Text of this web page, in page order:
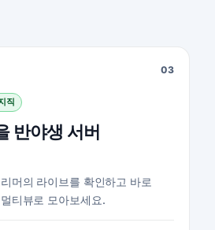
03
직
반야생 서버
머의 라이브를 확인하고 바로
티뷰로 모아보세요.